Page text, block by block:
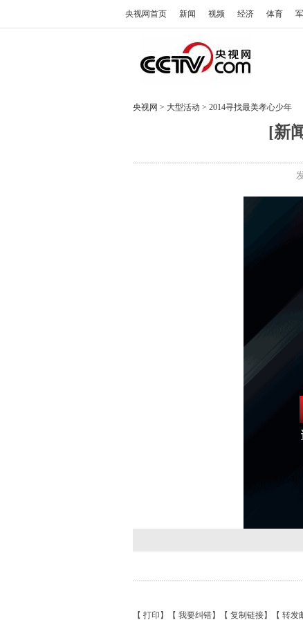
央视网首页 新闻 视频 经济 体育
央视网 > 大型活动 > 2014寻找最美孝心少年
[新
【 打印 】【 我要纠错】【 复制链接】【 转发